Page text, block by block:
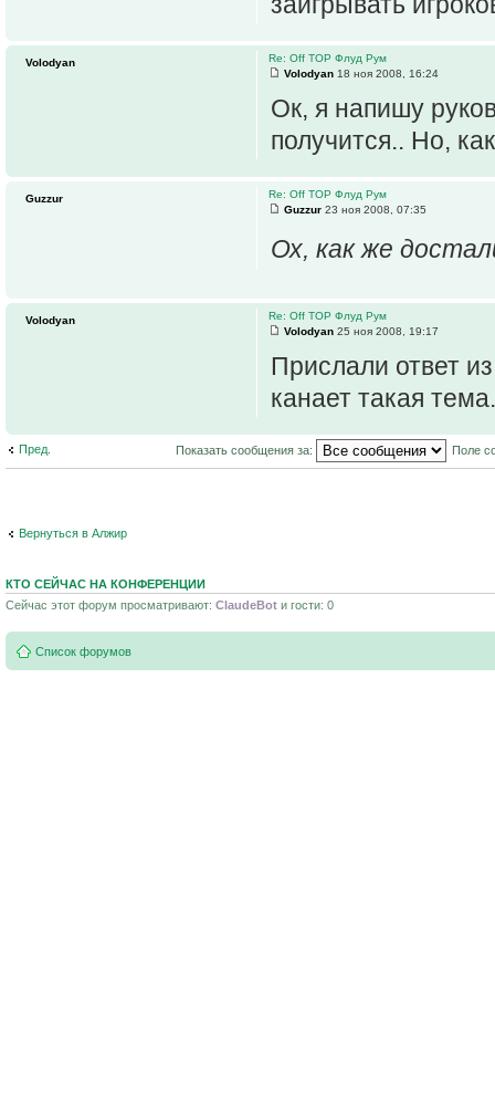
Re: Off TOP Флуд Рум
Volodyan 18 ноя 2008, 16:24
Ок, я напишу
получится.. Но,
Volodyan
Re: Off TOP Флуд Рум
Guzzur 23 ноя 2008, 07:35
Ох, как же
Guzzur
Re: Off TOP Флуд Рум
Volodyan 25 ноя 2008, 19:17
Прислали ответ
канает такая
Volodyan
Пред. Показать сообщения за: Поле
Вернуться в Алжир
КТО СЕЙЧАС НА КОНФЕРЕНЦИИ
Сейчас этот форум просматривают: ClaudeBot и гости: 0
Список форумов